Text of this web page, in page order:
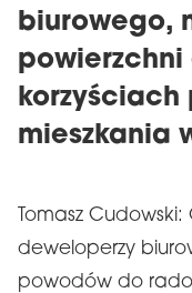
biurowego,
powierzchni
korzyściach
mieszkania
Tomasz
deweloperzy
powodów do